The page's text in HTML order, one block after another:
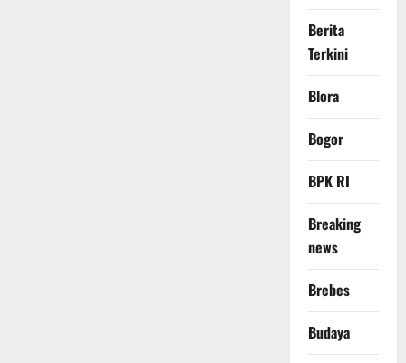
Berita
Terkini
Blora
Bogor
BPK RI
Breaking
news
Brebes
Budaya